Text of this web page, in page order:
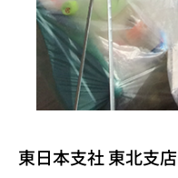
東日本支社 東北支店